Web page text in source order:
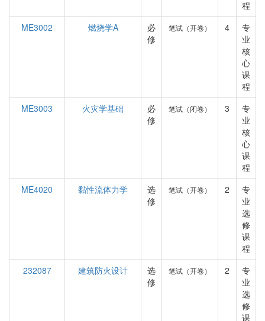
程
ME3002
燃烧学A
必
修
笔试（开卷） 4
专
业
核
心
课
程
ME3003
火灾学基础
必
修
笔试（闭卷） 3
专
业
核
心
课
程
ME4020
黏性流体力学
选
修
笔试（开卷） 2
专
业
选
修
课
程
232087
建筑防火设计
选
修
笔试（开卷） 2
专
业
选
修
课